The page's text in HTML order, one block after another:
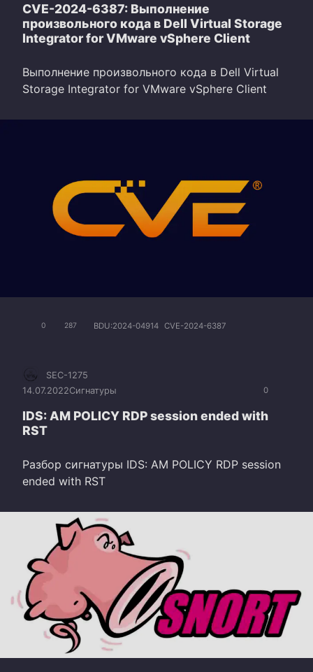
CVE-2024-6387: Выполнение
произвольного кода в Dell Virtual Storage
Integrator for VMware vSphere Client
Выполнение произвольного кода в Dell Virtual
Storage Integrator for VMware vSphere Client
0 287 BDU:2024-04914 CVE-2024-6387
0
SEC-1275
14.07.2022Сигнатуры
IDS: AM POLICY RDP session ended with
RST
Разбор сигнатуры IDS: AM POLICY RDP session
ended with RST